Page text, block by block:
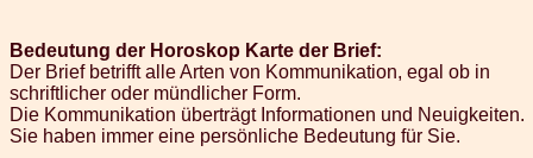
Bedeutung der Horoskop Karte der Brief:
Der Brief betrifft alle Arten von Kommunikation, egal ob in
schriftlicher oder mündlicher Form.
Die Kommunikation überträgt Informationen und Neuigkeiten.
Sie haben immer eine persönliche Bedeutung für Sie.